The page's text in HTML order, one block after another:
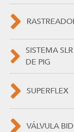
SISTEMA
DE PIG
SUPERFLEX
VÁLVULA